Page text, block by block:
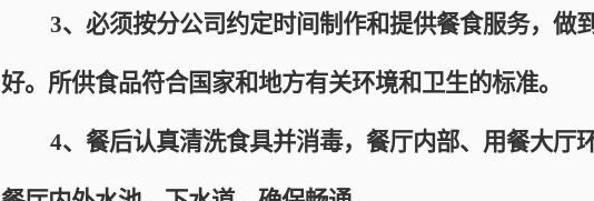
3、必须按分公司约定时间制作和提供餐食服务，做
好。所供食品符合国家和地方有关环境和卫生的标准。
4、餐后认真清洗食具并消毒，餐厅内部、用餐大厅